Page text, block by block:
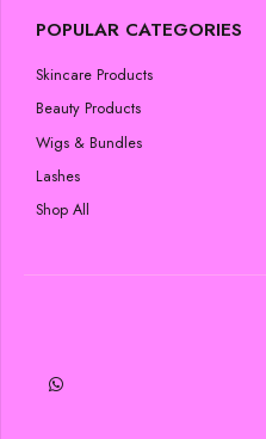
POPULAR CATEGORIES
Skincare Products
Beauty Products
Wigs & Bundles
Lashes
Shop All